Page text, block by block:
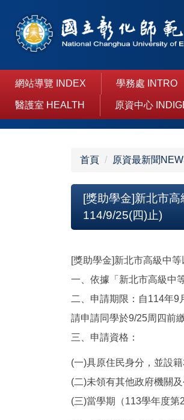
網站導覽 INDEX 學務處 INTRO
醫護室 HEALTH 原資中心
首頁 原資最新聞
[獎助學金]新北市
114/9/25(四)止)
[獎助學金]新北市高級中
一、依據「新北市高級中
二、申請期限：自114年9
請申請同學於9/25周四前
三、申請資格：
(一)具原住民身分，並設
(二)未領有其他政府機關
(三)當學期（113學年度第